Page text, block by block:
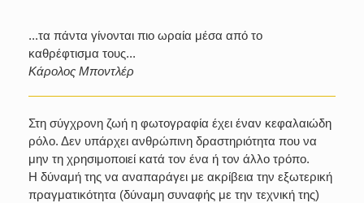
...τα πάντα γίνονται πιο ωραία μέσα από το
καθρέφτισμα τους...
Κάρολος Μποντλέρ
Στη σύγχρονη ζωή η φωτογραφία έχει έναν κεφαλαιώδη
ρόλο. Δεν υπάρχει ανθρώπινη δραστηριότητα που να
μην τη χρησιμοποιεί κατά τον ένα ή τον άλλο τρόπο.
Η δύναμή της να αναπαράγει με ακρίβεια την εξωτερική
πραγματικότητα (δύναμη συναφής με την τεχνική της)